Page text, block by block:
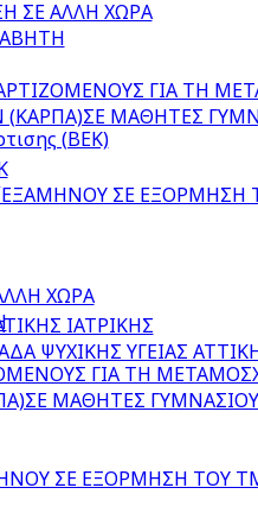
ΣΕ ΑΛΛΗ ΧΩΡΑ
ΓΙΑ ΤΗ
(ΚΑΡΠΑ)ΣΕ ΜΑΘΗΤΕΣ
ΣΕ ΕΞΟΡΜΗΣΗ
ΙΑΤΡΙΚΗΣ
ΨΥΧΙΚΗΣ ΥΓΕΙΑΣ
(ΒΕΚ)
ΧΩΡΑ
ΓΙΑ ΤΗ
ΜΑΘΗΤΕΣ ΓΥΜΝΑΣΙΟΥ
ΣΕ ΕΞΟΡΜΗΣΗ ΤΟΥ